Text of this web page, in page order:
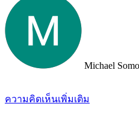
took us out to a beautiful lunch
looking for an intelligent, savvy,
want to find the perfect house for
Property. Note: the other two main
spoken to from the US and one of
arrived on the island as they had
We were shocked that we would
up with a personal friend who
After this dismal experience with
Michael
ความคิดเห็นเพิ่มเติม